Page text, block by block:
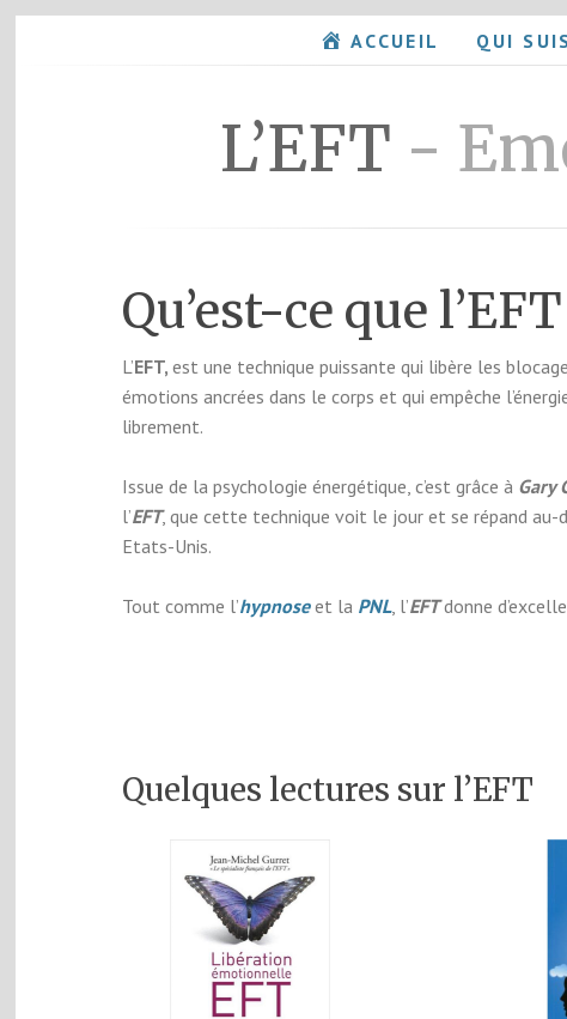
ACCUEIL QUI
L’EFT -
Qu’est-ce que
L’EFT, est une technique puissante qui libère les
émotions ancrées dans le corps et qui empêche
librement.
Issue de la psychologie énergétique, c’est grâce à Gary
l’EFT, que cette technique voit le jour et se répand au-
Etats-Unis.
Tout comme l’hypnoseet la PNL, l’EFTdonne
Quelques lectures sur l’EFT